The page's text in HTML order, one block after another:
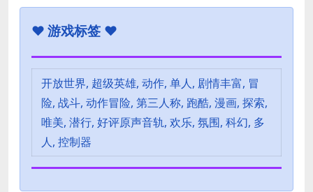
♥ 游戏标签 ♥
开放世界, 超级英雄, 动作, 单人, 剧情丰富, 冒
险, 战斗, 动作冒险, 第三人称, 跑酷, 漫画, 探索,
唯美, 潜行, 好评原声音轨, 欢乐, 氛围, 科幻, 多
人, 控制器